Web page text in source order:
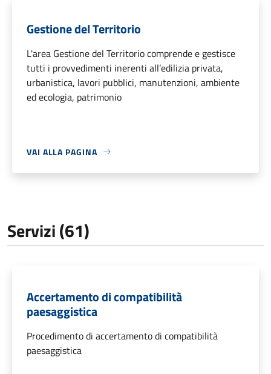
Gestione del Territorio
L'area Gestione del Territorio comprende e gestisce
tutti i provvedimenti inerenti all’edilizia privata,
urbanistica, lavori pubblici, manutenzioni, ambiente
ed ecologia, patrimonio
VAI ALLA PAGINA
Servizi (61)
Accertamento di compatibilità
paesaggistica
Procedimento di accertamento di compatibilità
paesaggistica